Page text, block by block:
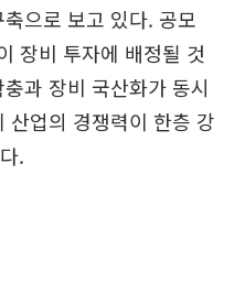
으로 보고 있다. 공모
장비 투자에 배정될 것
과 장비 국산화가 동시
산업의 경쟁력이 한층 강
.